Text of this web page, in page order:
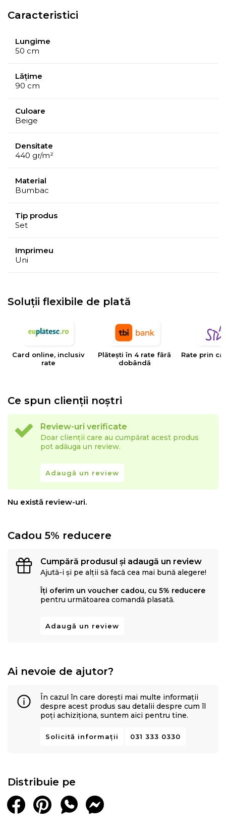
Caracteristici
Lungime
50 cm
Lățime
90 cm
Culoare
Beige
Densitate
440 gr/m²
Material
Bumbac
Tip produs
Set
Imprimeu
Uni
Soluții flexibile de plată
Card online, inclusiv
rate
Plătești în 4 rate fără
dobândă
Rate prin
Ce spun clienții noștri
Review-uri verificate
Doar clienții care au cumpărat acest produs
pot adăuga un review.
Adaugă un review
Nu există review-uri.
Cadou 5% reducere
Cumpără produsul și adaugă un review
Ajută-i și pe alții să facă cea mai bună alegere!
Îți oferim un voucher cadou, cu 5% reducere
pentru următoarea comandă plasată.
Adaugă un review
Ai nevoie de ajutor?
În cazul în care dorești mai multe informații
despre acest produs sau detalii despre cum îl
poți achiziționa, suntem aici pentru tine.
Solicită informații 031 333 0330
Distribuie pe